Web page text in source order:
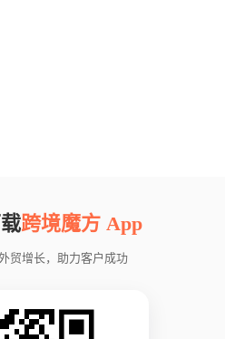
跨境魔方 App
贸增长，助力客户成功